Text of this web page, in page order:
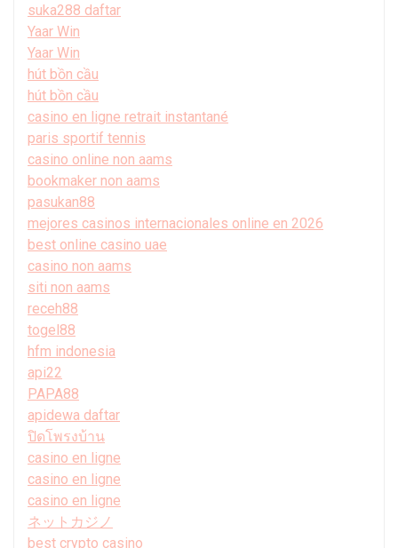
suka288 daftar
Yaar Win
Yaar Win
hút bồn cầu
hút bồn cầu
casino en ligne retrait instantané
paris sportif tennis
casino online non aams
bookmaker non aams
pasukan88
mejores casinos internacionales online en 2026
best online casino uae
casino non aams
siti non aams
receh88
togel88
hfm indonesia
api22
PAPA88
apidewa daftar
ปิดโพรงบ้าน
casino en ligne
casino en ligne
casino en ligne
ネットカジノ
best crypto casino